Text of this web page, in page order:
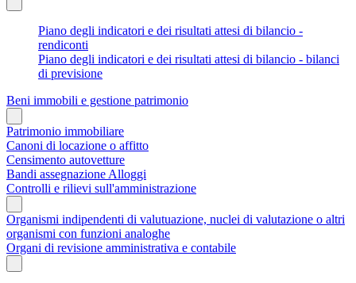
Piano degli indicatori e dei risultati attesi di bilancio -
rendiconti
Piano degli indicatori e dei risultati attesi di bilancio - bilanci
di previsione
Beni immobili e gestione patrimonio
Patrimonio immobiliare
Canoni di locazione o affitto
Censimento autovetture
Bandi assegnazione Alloggi
Controlli e rilievi sull'amministrazione
Organismi indipendenti di valutuazione, nuclei di valutazione o altri
organismi con funzioni analoghe
Organi di revisione amministrativa e contabile